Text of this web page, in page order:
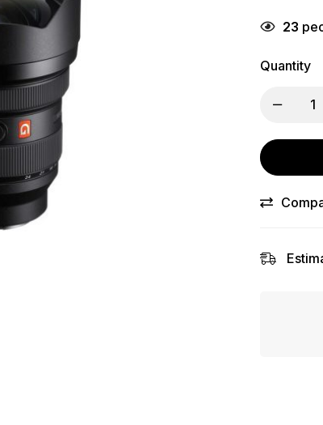
23
Quantity